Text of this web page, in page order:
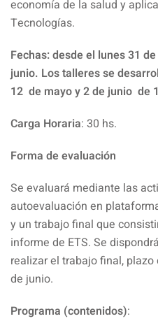
economía de la salud y
Tecnologías.
Fechas: desde el lunes 31
junio. Los talleres se
12 de mayo y 2 de junio de
Carga Horaria: 30 hs.
Forma de evaluación
Se evaluará mediante las
autoevaluación en
y un trabajo final que
informe de ETS. Se
realizar el trabajo final,
de junio.
Programa (contenidos):